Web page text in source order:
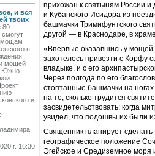
и вся
твоих
80
мощам
в
мощей
Южно-
и
г. 16:30
прихожан к святыням России и
и Кубанского Исидора из
башмачки Тримифунтского
другой — в Краснодаре, в
«Впервые оказавшись у мощей
захотелось привезти с Корфу
владыке, и с его
Через полгода по его
стоптанные башмачки на
на то, сколько трудится
засвидетельствовать: когда
увидел, что подошвы их были
Священник планирует
географическое положение
Эгейское и Средиземное моря